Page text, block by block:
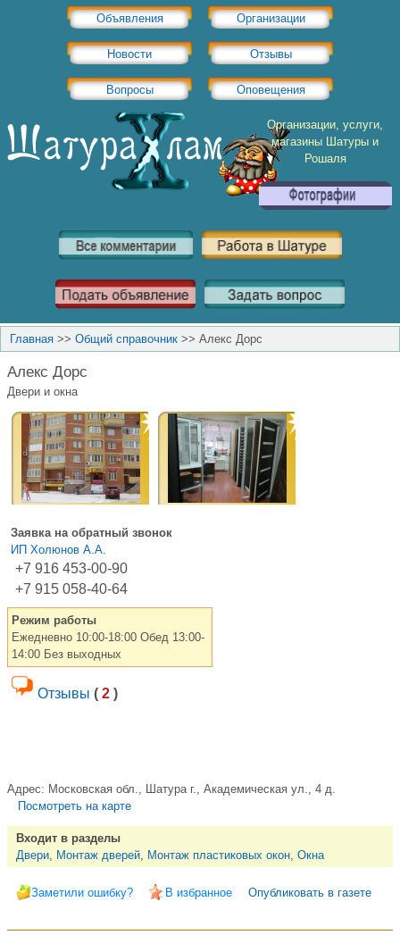
Объявления Организации
Новости Отзывы
Вопросы Оповещения
Организации, услуги,
магазины Шатуры и
Рошаля
Главная >> Общий справочник >> Алекс Дорс
Алекс Дорс
Двери и окна
Заявка на обратный звонок
ИП Холюнов А.А.
+7 916 453-00-90
+7 915 058-40-64
Режим работы
Ежедневно 10:00-18:00 Обед 13:00-
14:00 Без выходных
Отзывы ( 2 )
Адрес: Московская обл., Шатура г., Академическая ул., 4 д.
Посмотреть на карте
Входит в разделы
Двери, Монтаж дверей, Монтаж пластиковых окон, Окна
Заметили ошибку? В избранное Опубликовать в газете